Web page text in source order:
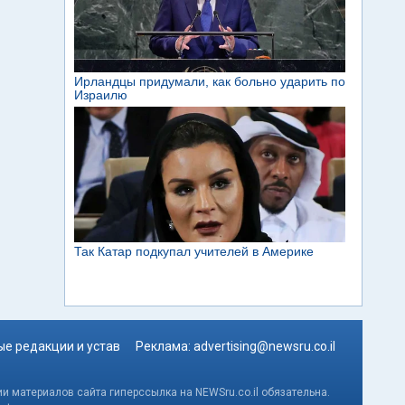
редакции и устав Реклама: advertising@newsru.co.il
сайта гиперссылка на NEWSru.co.il обязательна.